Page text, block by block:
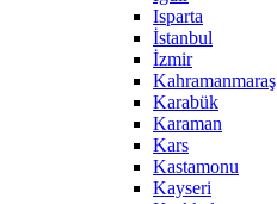
Isparta
İstanbul
İzmir
Kahramanmaraş
Karabük
Karaman
Kars
Kastamonu
Kayseri